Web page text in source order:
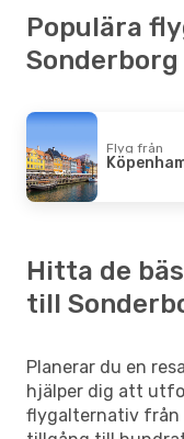
Populära
Sonderborg
Flyg från
Hitta de
till
Planerar du en
hjälper dig att
flygalternativ från